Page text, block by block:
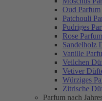
Oud Parfum
Patchouli
Pudriges
Rose Parfum
Sandelholz
Vanille
Veilchen
Vetiver
Würziges
Zitrische
Parfum nach